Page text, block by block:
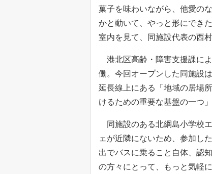
菓子を味わいながら、他愛の
かと動いて、やっと形にでき
室内を見て、同施設代表の西
港北区高齢・障害支援課に
働。今回オープンした同施設
延長線上にある「地域の居場
けるための重要な基盤の一つ
同施設のある北綱島小学校
ェが近隣にないため、参加し
出でバスに乗ること自体、認
の方々にとって、もっと気軽